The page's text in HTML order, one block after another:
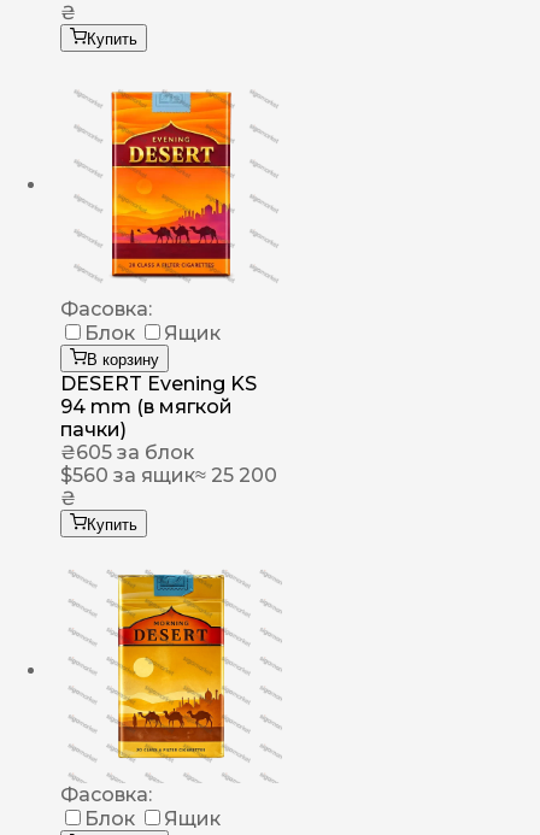
₴
Купить
Фасовка:
Блок
Ящик
В корзину
DESERT Evening KS
94 mm (в мягкой
пачки)
₴605 за блок
$560 за ящик≈ 25 200
₴
Купить
Фасовка:
Блок
Ящик